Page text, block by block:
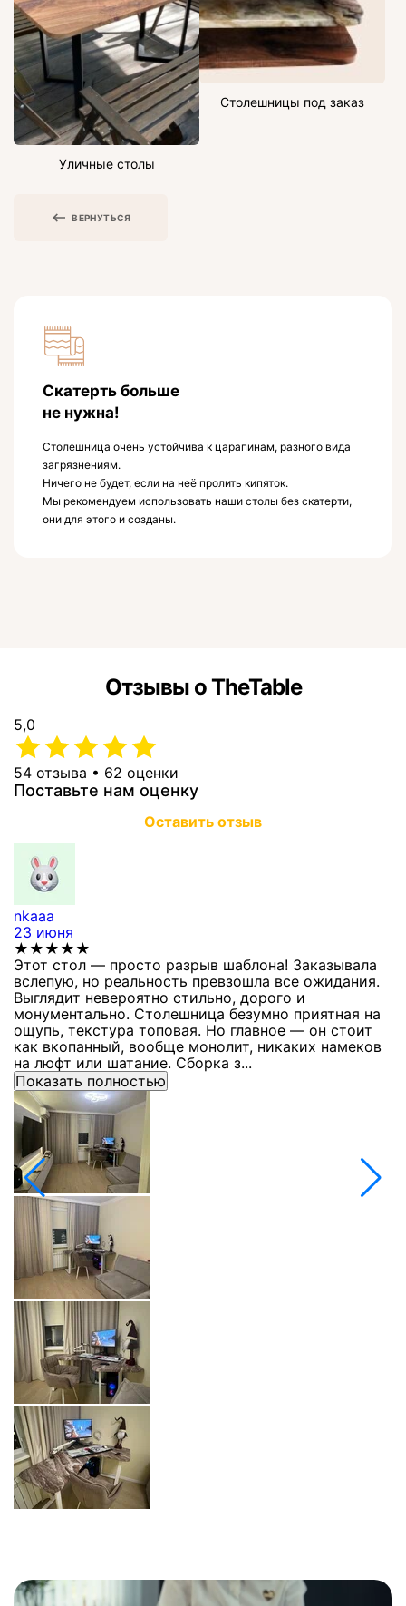
Уличные столы
Столешницы под заказ
ВЕРНУТЬСЯ
Скатерть больше
не нужна!
Столешница очень устойчива к царапинам, разного вида
загрязнениям.
Ничего не будет, если на неё пролить кипяток.
Мы рекомендуем использовать наши столы без скатерти,
они для этого и созданы.
Отзывы о TheTable
5,0
54 отзыва • 62 оценки
Поставьте нам оценку
Оставить отзыв
nkaaa
23 июня
★★★★★
Этот стол — просто разрыв шаблона! Заказывала
вслепую, но реальность превзошла все ожидания.
Выглядит невероятно стильно, дорого и
монументально. Столешница безумно приятная на
ощупь, текстура топовая. Но главное — он стоит
как вкопанный, вообще монолит, никаких намеков
на люфт или шатание. Сборка з...
Показать полностью